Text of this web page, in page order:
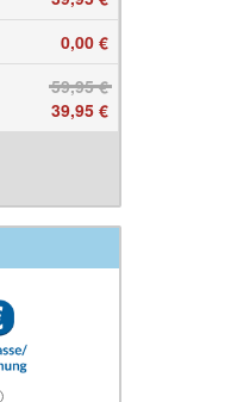
0,00 €
59,95 €
39,95 €